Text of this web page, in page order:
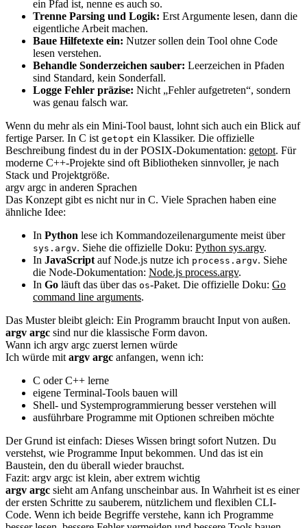
ein Pfad ist, nenne es auch so.
Trenne Parsing und Logik: Erst Argumente lesen, dann die
eigentliche Arbeit machen.
Baue Hilfetexte ein: Nutzer sollen dein Tool ohne Code
lesen verstehen.
Behandle Sonderzeichen sauber: Leerzeichen in Pfaden
sind Standard, kein Sonderfall.
Logge Fehler präzise: Nicht „Fehler aufgetreten“, sondern
was genau falsch war.
Wenn du mehr als ein Mini-Tool baust, lohnt sich auch ein Blick auf
fertige Parser. In C ist getopt ein Klassiker. Die offizielle
Beschreibung findest du in der POSIX-Dokumentation: getopt. Für
moderne C++-Projekte sind oft Bibliotheken sinnvoller, je nach
Stack und Projektgröße.
argv argc in anderen Sprachen
Das Konzept gibt es nicht nur in C. Viele Sprachen haben eine
ähnliche Idee:
In Python lese ich Kommandozeilenargumente meist über
sys.argv. Siehe die offizielle Doku: Python sys.argv.
In JavaScript auf Node.js nutze ich process.argv. Siehe
die Node-Dokumentation: Node.js process.argv.
In Go läuft das über das os-Paket. Die offizielle Doku: Go
command line arguments.
Das Muster bleibt gleich: Ein Programm braucht Input von außen.
argv argc sind nur die klassische Form davon.
Wann ich argv argc zuerst lernen würde
Ich würde mit argv argc anfangen, wenn ich:
C oder C++ lerne
eigene Terminal-Tools bauen will
Shell- und Systemprogrammierung besser verstehen will
ausführbare Programme mit Optionen schreiben möchte
Der Grund ist einfach: Dieses Wissen bringt sofort Nutzen. Du
verstehst, wie Programme Input bekommen. Und das ist ein
Baustein, den du überall wieder brauchst.
Fazit: argv argc ist klein, aber extrem wichtig
argv argc sieht am Anfang unscheinbar aus. In Wahrheit ist es einer
der ersten Schritte zu sauberem, nützlichem und flexiblen CLI-
Code. Wenn ich beide Begriffe verstehe, kann ich Programme